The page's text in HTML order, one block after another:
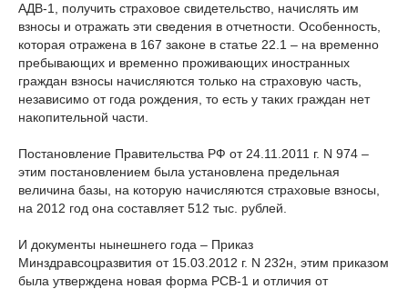
АДВ-1, получить страховое свидетельство, начислять им
взносы и отражать эти сведения в отчетности. Особенность,
которая отражена в 167 законе в статье 22.1 – на временно
пребывающих и временно проживающих иностранных
граждан взносы начисляются только на страховую часть,
независимо от года рождения, то есть у таких граждан нет
накопительной части.
Постановление Правительства РФ от 24.11.2011 г. N 974 –
этим постановлением была установлена предельная
величина базы, на которую начисляются страховые взносы,
на 2012 год она составляет 512 тыс. рублей.
И документы нынешнего года – Приказ
Минздравсоцразвития от 15.03.2012 г. N 232н, этим приказом
была утверждена новая форма РСВ-1 и отличия от